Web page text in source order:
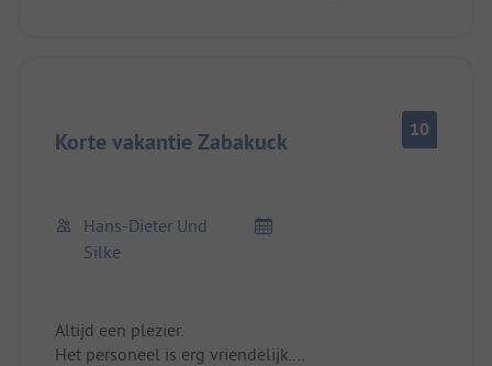
Korte vakantie Zabakuck 10
Hans-Dieter Und
Silke
Altijd een plezier.
Het personeel is erg vriendelijk.